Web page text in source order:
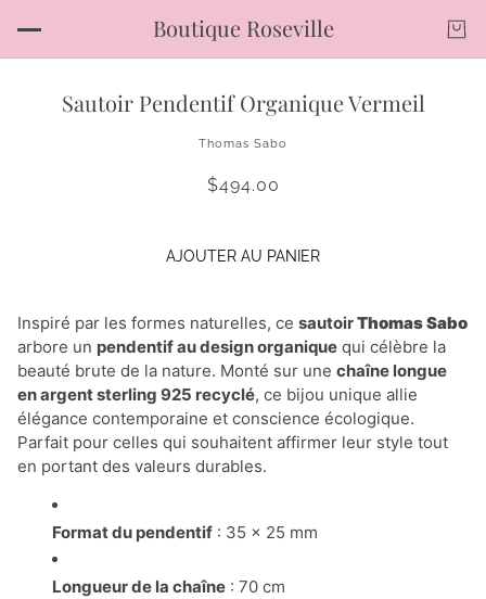
Boutique Roseville
Sautoir Pendentif Organique Vermeil
Thomas Sabo
$494.00
AJOUTER AU PANIER
Inspiré par les formes naturelles, ce sautoirThomas Sabo
arbore un pendentif au design organique qui célèbre la
beauté brute de la nature. Monté sur une chaîne longue
en argent sterling 925 recyclé, ce bijou unique allie
élégance contemporaine et conscience écologique.
Parfait pour celles qui souhaitent affirmer leur style tout
en portant des valeurs durables.
Format du pendentif : 35 x 25 mm
Longueur de la chaîne : 70 cm